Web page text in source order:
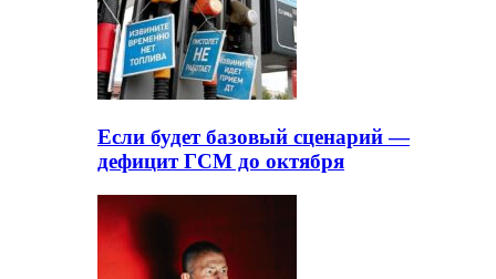
Если будет базовый сценарий —
дефицит ГСМ до октября